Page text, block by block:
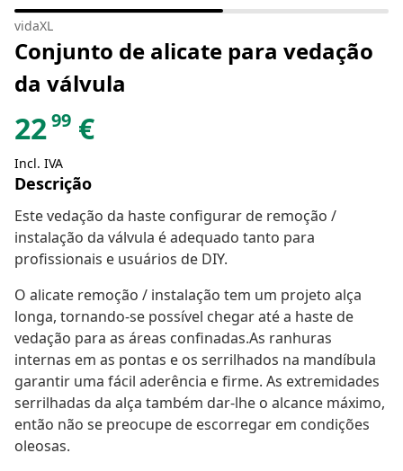
vidaXL
Conjunto de alicate para vedação
da válvula
2299 €
Incl. IVA
Descrição
Este vedação da haste configurar de remoção /
instalação da válvula é adequado tanto para
profissionais e usuários de DIY.
O alicate remoção / instalação tem um projeto alça
longa, tornando-se possível chegar até a haste de
vedação para as áreas confinadas.As ranhuras
internas em as pontas e os serrilhados na mandíbula
garantir uma fácil aderência e firme. As extremidades
serrilhadas da alça também dar-lhe o alcance máximo,
então não se preocupe de escorregar em condições
oleosas.